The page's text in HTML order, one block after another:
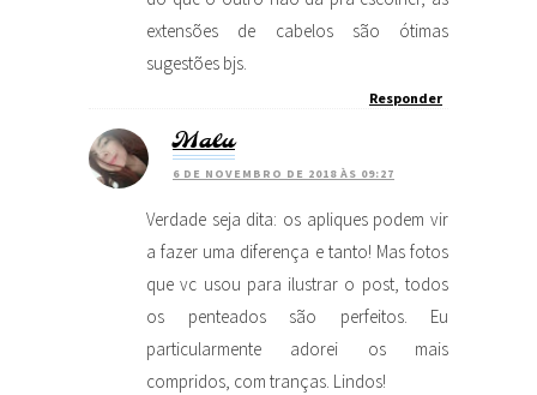
extensões de cabelos são ótimas
sugestões bjs.
Responder
Malu
6 DE NOVEMBRO DE 2018 ÀS 09:27
Verdade seja dita: os apliques podem vir
a fazer uma diferença e tanto! Mas fotos
que vc usou para ilustrar o post, todos
os penteados são perfeitos. Eu
particularmente adorei os mais
compridos, com tranças. Lindos!